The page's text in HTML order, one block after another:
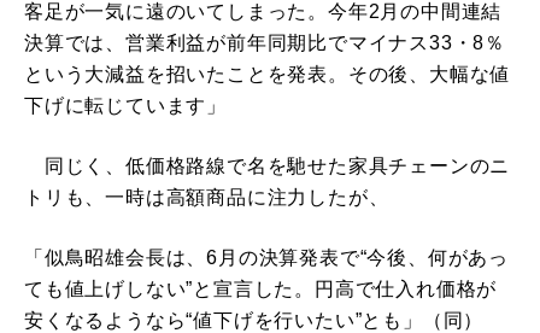
客足が一気に遠のいてしまった。今年2月の中間連結
決算では、営業利益が前年同期比でマイナス33・8％
という大減益を招いたことを発表。その後、大幅な値
下げに転じています」
同じく、低価格路線で名を馳せた家具チェーンのニ
トリも、一時は高額商品に注力したが、
「似鳥昭雄会長は、6月の決算発表で“今後、何があっ
ても値上げしない”と宣言した。円高で仕入れ価格が
安くなるようなら“値下げを行いたい”とも」（同）